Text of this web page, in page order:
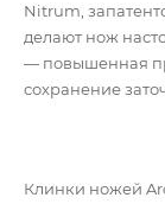
Nitrum,
делают нож
— повышенная
сохранение
Клинки ножей